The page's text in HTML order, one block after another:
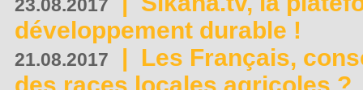
23.08.2017
développement durable !
21.08.2017 | Les Français,